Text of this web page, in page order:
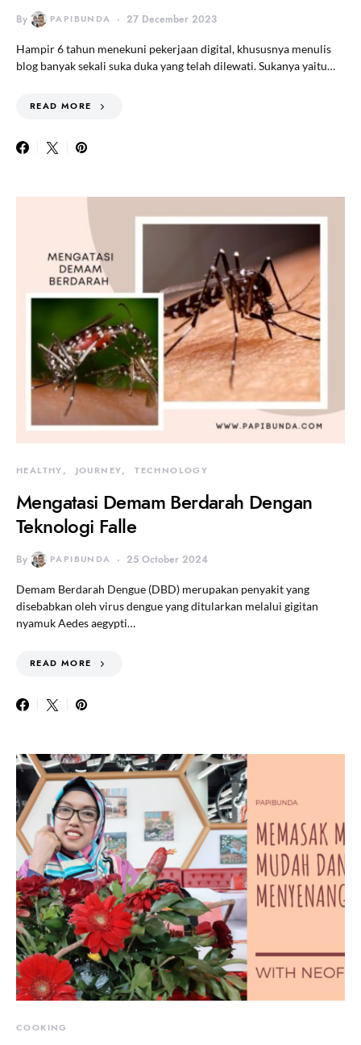
By PAPIBUNDA 27 December 2023
Hampir 6 tahun menekuni pekerjaan digital, khususnya menulis
blog banyak sekali suka duka yang telah dilewati. Sukanya yaitu…
READ MORE
HEALTHY JOURNEY TECHNOLOGY
Mengatasi Demam Berdarah Dengan
Teknologi Falle
By PAPIBUNDA 25 October 2024
Demam Berdarah Dengue (DBD) merupakan penyakit yang
disebabkan oleh virus dengue yang ditularkan melalui gigitan
nyamuk Aedes aegypti…
READ MORE
COOKING